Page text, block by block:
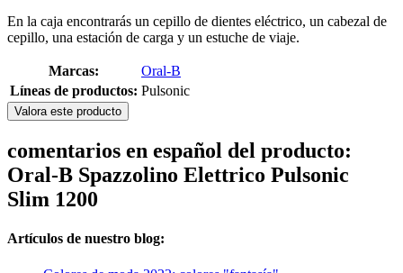
En la caja encontrarás un cepillo de dientes eléctrico, un cabezal de
cepillo, una estación de carga y un estuche de viaje.
Marcas:
Oral-B
Líneas de productos: Pulsonic
Valora este producto
comentarios en español del producto:
Oral-B Spazzolino Elettrico Pulsonic
Slim 1200
Artículos de nuestro blog: